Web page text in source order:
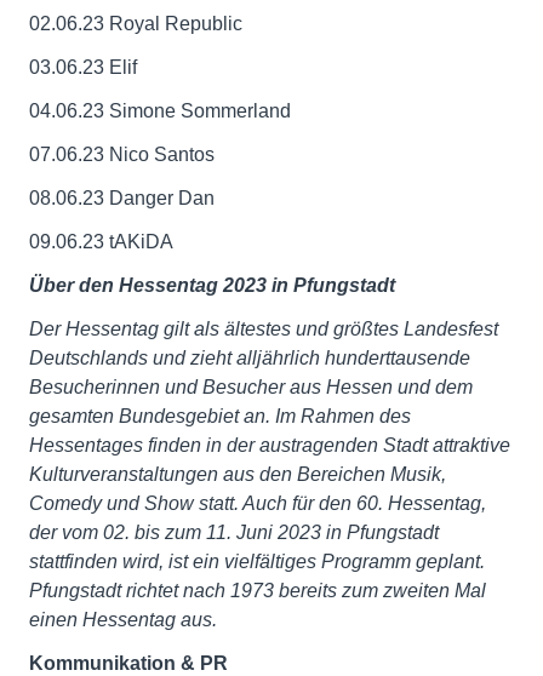
02.06.23 Royal Republic
03.06.23 Elif
04.06.23 Simone Sommerland
07.06.23 Nico Santos
08.06.23 Danger Dan
09.06.23 tAKiDA
Über den Hessentag 2023 in Pfungstadt
Der Hessentag gilt als ältestes und größtes Landesfest
Deutschlands und zieht alljährlich hunderttausende
Besucherinnen und Besucher aus Hessen und dem
gesamten Bundesgebiet an. Im Rahmen des
Hessentages finden in der austragenden Stadt attraktive
Kulturveranstaltungen aus den Bereichen Musik,
Comedy und Show statt. Auch für den 60. Hessentag,
der vom 02. bis zum 11. Juni 2023 in Pfungstadt
stattfinden wird, ist ein vielfältiges Programm geplant.
Pfungstadt richtet nach 1973 bereits zum zweiten Mal
einen Hessentag aus.
Kommunikation & PR